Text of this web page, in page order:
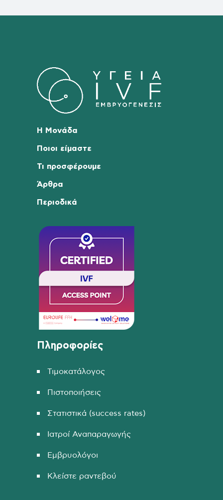
Η Μονάδα
Ποιοι είμαστε
Τι προσφέρουμε
Άρθρα
Περιοδικά
Πληροφορίες
Τιμοκατάλογος
Πιστοποιήσεις
Στατιστικά (success rates)
Ιατροί Αναπαραγωγής
Εμβρυολόγοι
Κλείστε ραντεβού